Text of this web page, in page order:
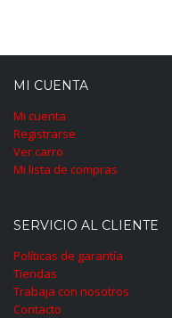
MI CUENTA
Mi cuenta
Registrarse
Ver carro
Mi lista de compras
SERVICIO AL CLIENTE
Políticas de garantía
Tiendas
Trabaja con nosotros
Contacto